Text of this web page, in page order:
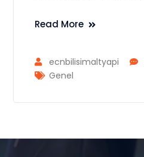
Read More
ecnbilisimaltyapi
Genel